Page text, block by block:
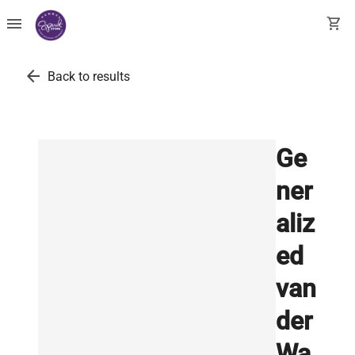
menu shopping_cart
arrow_back Back to results
Ge
ner
aliz
ed
van
der